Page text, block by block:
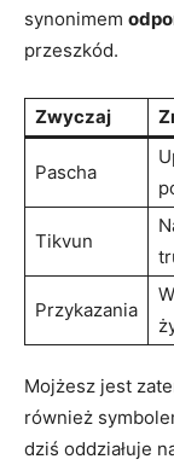
synonimem
przeszkód.
Zwyczaj
Pascha
Tikvun
Przykazania
Mojżesz jest
również
dziś oddziałuje